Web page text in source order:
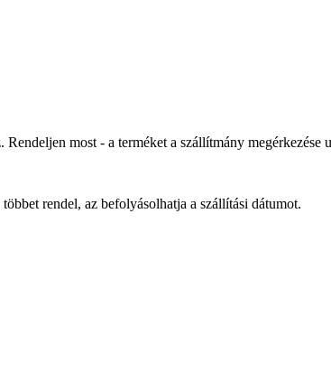
most - a terméket a szállítmány
rendel, az befolyásolhatja a szállítási dátumot.